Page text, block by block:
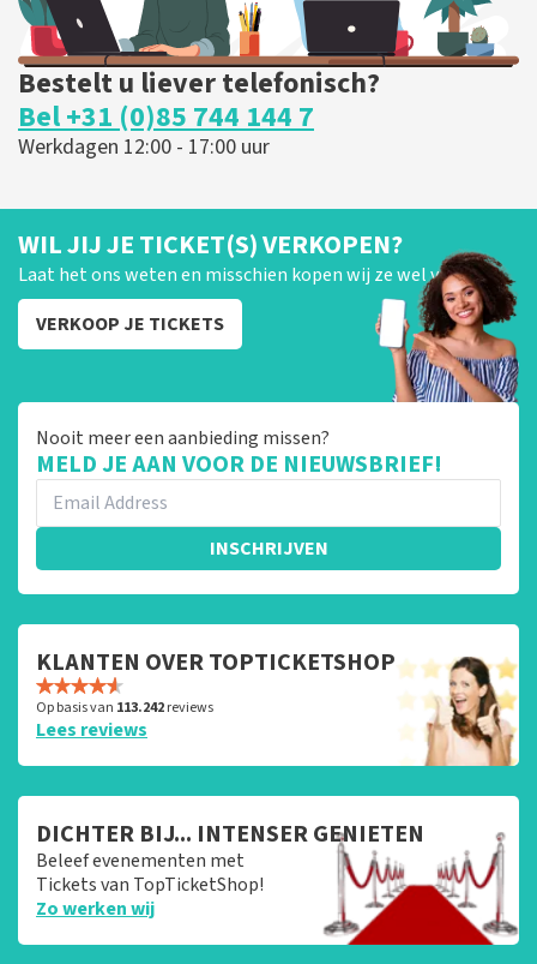
Bestelt u liever telefonisch?
Bel +31 (0)85 744 144 7
Werkdagen 12:00 - 17:00 uur
WIL JIJ JE TICKET(S) VERKOPEN?
Laat het ons weten en misschien kopen wij ze wel van je!
VERKOOP JE TICKETS
Nooit meer een aanbieding missen?
MELD JE AAN VOOR DE NIEUWSBRIEF!
INSCHRIJVEN
KLANTEN OVER TOPTICKETSHOP
Op basis van 113.242reviews
Lees reviews
DICHTER BIJ... INTENSER GENIETEN
Beleef evenementen met
Tickets van TopTicketShop!
Zo werken wij